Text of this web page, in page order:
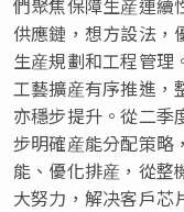
們聚焦保障生産連續
供應鏈，想方設法，
生産規劃和工程管理
工藝擴産有序推進，
亦穩步提升。從二季
步明確産能分配策略
能、優化排産，從整
大努力，解决客戶芯